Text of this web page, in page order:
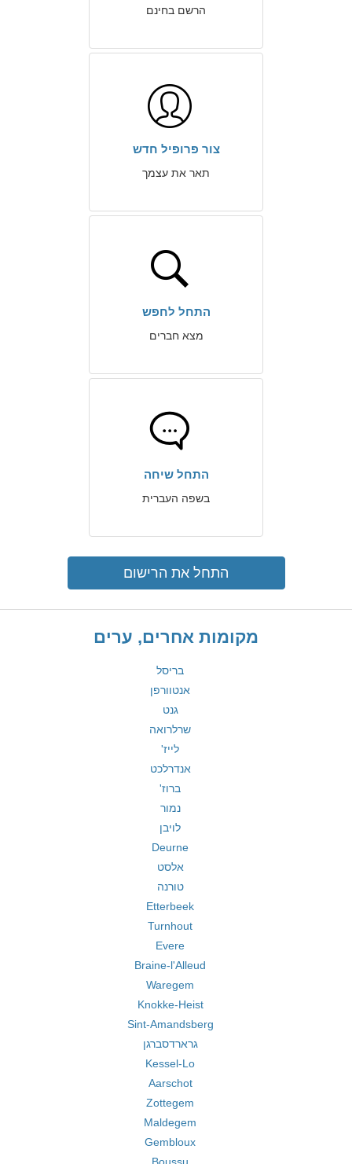
הרשם בחינם
צור פרופיל חדש
תאר את עצמך
התחל לחפש
מצא חברים
התחל שיחה
בשפה העברית
התחל את הרישום
מקומות אחרים, ערים
בריסל
אנטוורפן
גנט
שרלרואה
לייז'
אנדרלכט
ברוז'
נמור
לויבן
Deurne
אלסט
טורנה
Etterbeek
Turnhout
Evere
Braine-l'Alleud
Waregem
Knokke-Heist
Sint-Amandsberg
גרארדסברגן
Kessel-Lo
Aarschot
Zottegem
Maldegem
Gembloux